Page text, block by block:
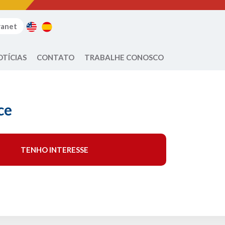
CONTATO TRABALHE CONOSCO
TENHO INTERESSE